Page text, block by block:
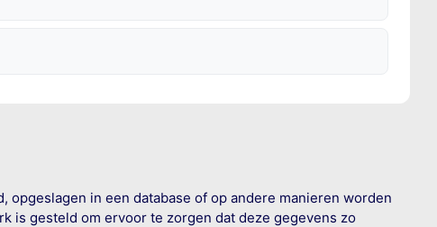
in een database of op andere manieren worden
is gesteld om ervoor te zorgen dat deze gegevens zo